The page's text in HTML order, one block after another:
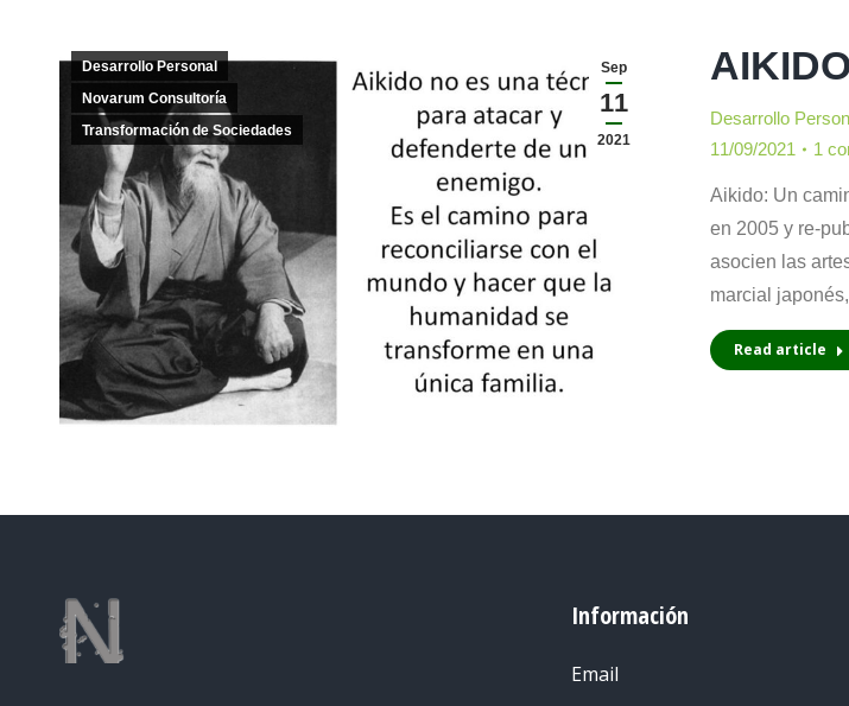
Sep
11
2021
Desarrollo Personal
Novarum Consultoría
Transformación de Sociedades
Desarrollo
11/09/2021
1
Aikido: Un
en 2005 y re-
asocien las
marcial
Read article
Información
Email